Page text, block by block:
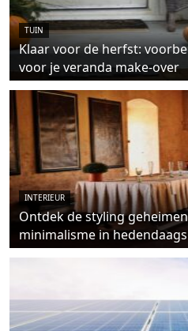
TUIN
Klaar voor de herfst:
voor je veranda make-over
INTERIEUR
Ontdek de styling
minimalisme in